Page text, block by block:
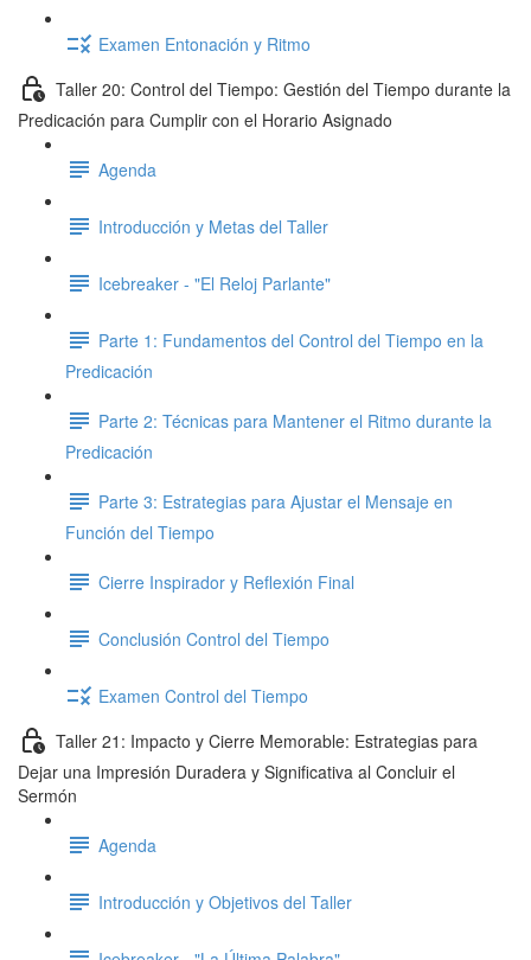
Examen Entonación y Ritmo
Taller 20: Control del Tiempo: Gestión del Tiempo durante la
Predicación para Cumplir con el Horario Asignado
Agenda
Introducción y Metas del Taller
Icebreaker - "El Reloj Parlante"
Parte 1: Fundamentos del Control del Tiempo en la
Predicación
Parte 2: Técnicas para Mantener el Ritmo durante la
Predicación
Parte 3: Estrategias para Ajustar el Mensaje en
Función del Tiempo
Cierre Inspirador y Reflexión Final
Conclusión Control del Tiempo
Examen Control del Tiempo
Taller 21: Impacto y Cierre Memorable: Estrategias para
Dejar una Impresión Duradera y Significativa al Concluir el
Sermón
Agenda
Introducción y Objetivos del Taller